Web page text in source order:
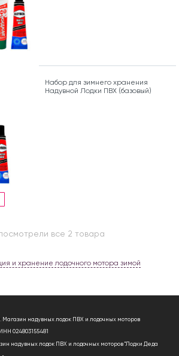
Набор для зимнего хранения
Надувной Лодки ПВХ (базовый)
все 2 товара
и хранение лодочного мотора зимой
Магазин надувных лодок ПВХ и лодочных моторов
024803155481
надувных лодок ПВХ и лодочных моторов "Лодки Деда